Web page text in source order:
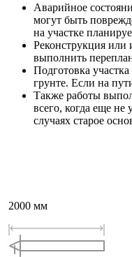
Аварийное
могут быть
на участке
Реконструкция или
выполнить
Подготовка
грунте. Если на
Также работы
всего, когда еще
случаях старое
2000 мм